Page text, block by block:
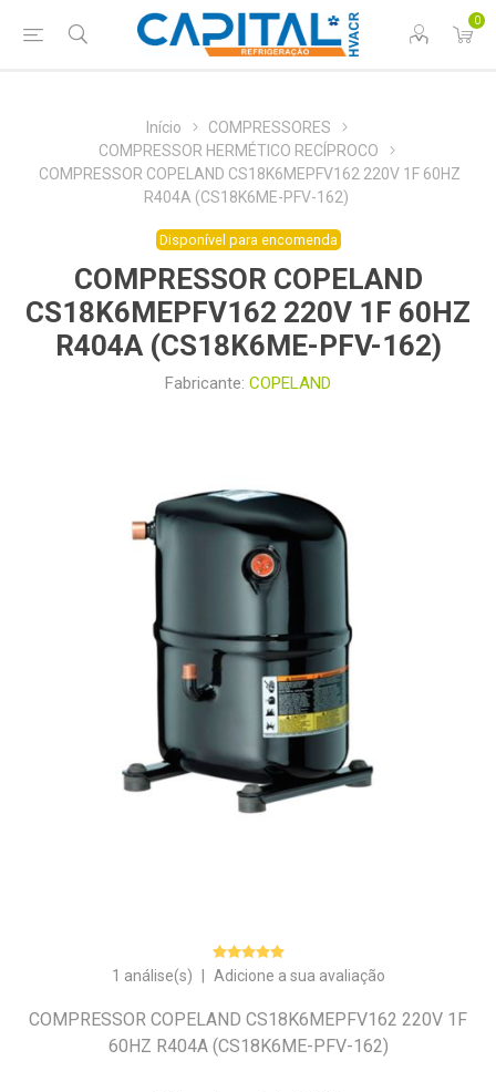
0
Início
COMPRESSORES
COMPRESSOR HERMÉTICO RECÍPROCO
COMPRESSOR COPELAND CS18K6MEPFV162 220V 1F 60HZ
R404A (CS18K6ME-PFV-162)
Disponível para encomenda
COMPRESSOR COPELAND
CS18K6MEPFV162 220V 1F 60HZ
R404A (CS18K6ME-PFV-162)
Fabricante: COPELAND
1 análise(s) Adicione a sua avaliação
COMPRESSOR COPELAND CS18K6MEPFV162 220V 1F
60HZ R404A (CS18K6ME-PFV-162)